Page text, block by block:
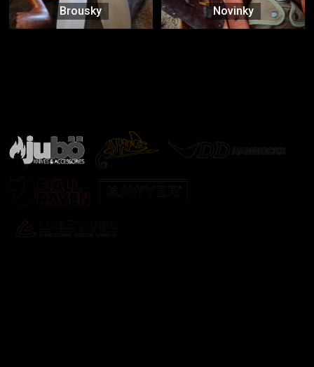
Brousky Novinky